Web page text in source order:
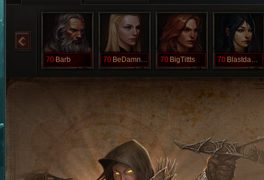
70 Barb 70 BeDamntoHell 70 BigTittts 70 BlastdaPast